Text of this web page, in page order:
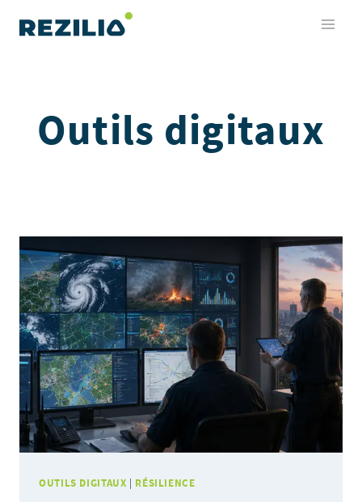
Outils digitaux
OUTILS DIGITAUX | RÉSILIENCE